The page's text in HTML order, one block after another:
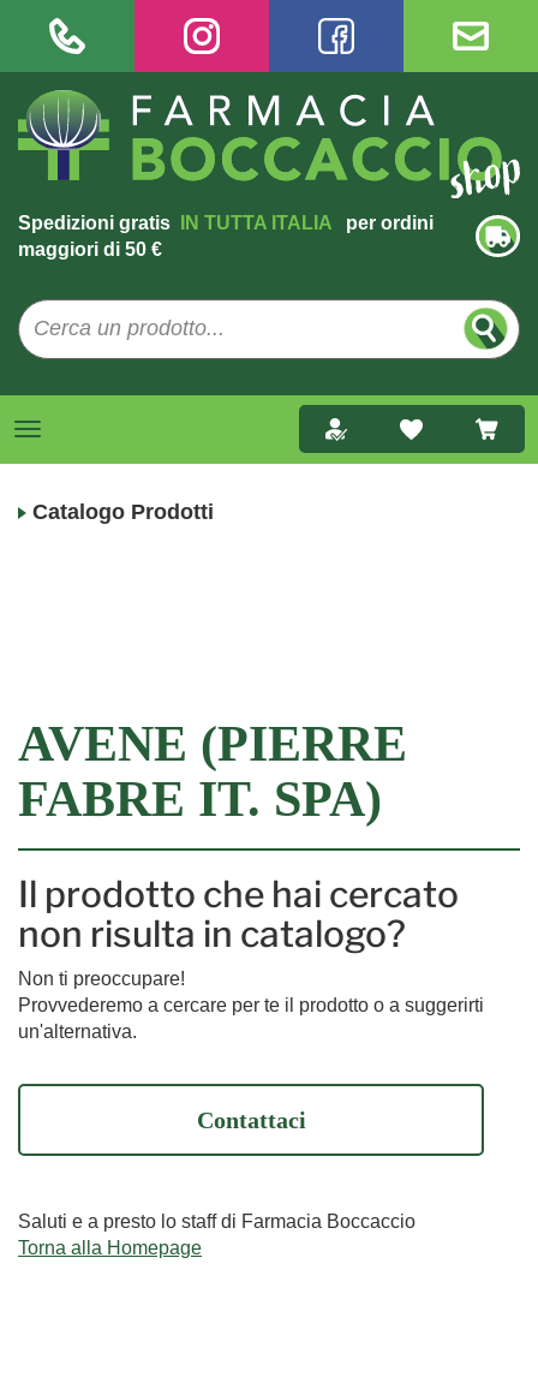
Spedizioni gratis IN TUTTA ITALIA
per ordini
maggiori di 50 €
Catalogo Prodotti
AVENE (PIERRE
FABRE IT. SPA)
Il prodotto che hai cercato
non risulta in catalogo?
Non ti preoccupare!
Provvederemo a cercare per te il prodotto o a suggerirti
un'alternativa.
Contattaci
Saluti e a presto lo staff di Farmacia Boccaccio
Torna alla Homepage